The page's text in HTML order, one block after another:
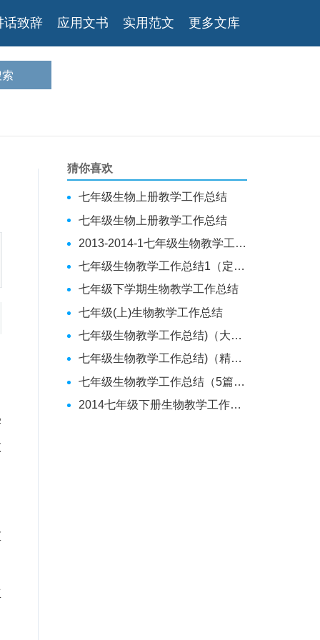
话致辞 应用文书 实用范文 更多文库
猜你喜欢
七年级生物上册教学工作总结
七年级生物上册教学工作总结
2013-2014-1七年级生物教学工作总结
七年级生物教学工作总结1（定稿）
七年级下学期生物教学工作总结
七年级(上)生物教学工作总结
七年级生物教学工作总结)（大全五篇）
七年级生物教学工作总结)（精选五篇）
七年级生物教学工作总结（5篇范文）
2014七年级下册生物教学工作总结